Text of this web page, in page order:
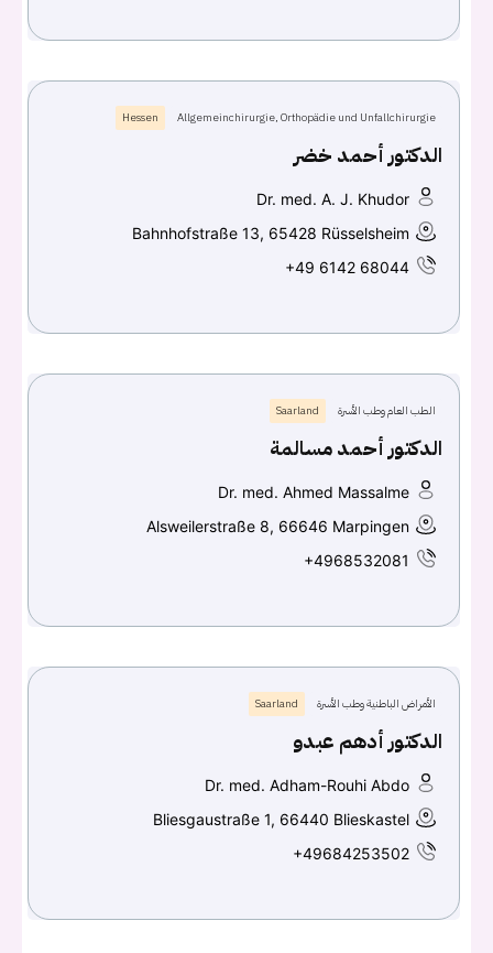
Allgemeinchirurgie, Orthopädie und Unfallchirurgie
Hessen
الدكتور أحمد خضر
Dr. med. A. J. Khudor
Bahnhofstraße 13, 65428 Rüsselsheim
+49 6142 68044
الطب العام وطب الأسرة Saarland
الدكتور أحمد مسالمة
Dr. med. Ahmed Massalme
Alsweilerstraße 8, 66646 Marpingen
+4968532081
الأمراض الباطنية وطب الأسرة Saarland
الدكتور أدهم عبدو
Dr. med. Adham-Rouhi Abdo
Bliesgaustraße 1, 66440 Blieskastel
+49684253502